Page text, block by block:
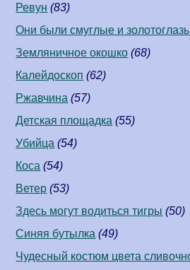
Ревун (83)
Они были смуглые и
Земляничное окошко (68)
Калейдоскоп (62)
Ржавчина (57)
Детская площадка (55)
Убийца (54)
Коса (54)
Ветер (53)
Здесь могут водиться тигры (50)
Синяя бутылка (49)
Чудесный костюм цвета